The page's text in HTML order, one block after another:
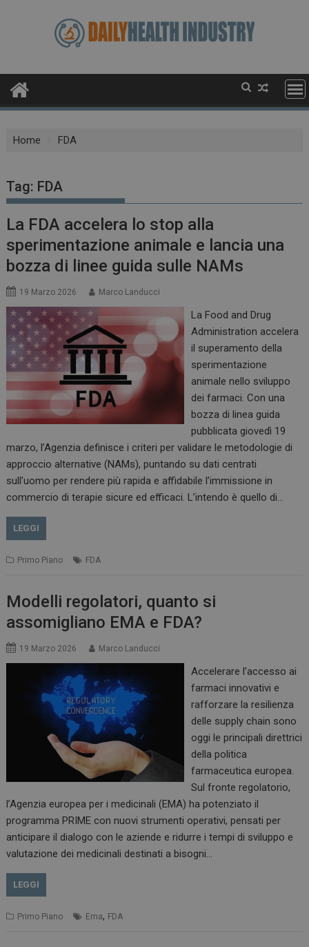
Home FDA
Tag: FDA
La FDA accelera lo stop alla
sperimentazione animale e lancia una
bozza di linee guida sulle NAMs
19 Marzo 2026 Marco Landucci
La Food and Drug
Administration accelera
il superamento della
sperimentazione
animale nello sviluppo
dei farmaci. Con una
bozza di linea guida
pubblicata giovedì 19
marzo, l’Agenzia definisce i criteri per validare le metodologie di
approccio alternative (NAMs), puntando su dati centrati
sull’uomo per rendere più rapida e affidabile l’immissione in
commercio di terapie sicure ed efficaci. L’intendo è quello di…
LEGGI
Primo Piano FDA
Modelli regolatori, quanto si
assomigliano EMA e FDA?
19 Marzo 2026 Marco Landucci
Accelerare l’accesso ai
farmaci innovativi e
rafforzare la resilienza
delle supply chain sono
oggi le principali direttrici
della politica
farmaceutica europea.
Sul fronte regolatorio,
l’Agenzia europea per i medicinali (EMA) ha potenziato il
programma PRIME con nuovi strumenti operativi, pensati per
anticipare il dialogo con le aziende e ridurre i tempi di sviluppo e
valutazione dei medicinali destinati a bisogni…
LEGGI
Primo Piano Ema, FDA